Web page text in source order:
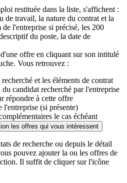
restituée dans la liste, s'affichent :
de travail, la nature du contrat et la
l'entreprise si précisé, les 200
du poste, la date de
offre en cliquant sur son intitulé
Vous retrouvez :
et les éléments de contrat
candidat recherché par l'entreprise
répondre à cette offre
l'entreprise (si présente)
le cas échéant
les offres qui vous intéressent
de recherche ou depuis le détail
pouvez ajouter la ou les offres de
Il suffit de cliquer sur l'icône